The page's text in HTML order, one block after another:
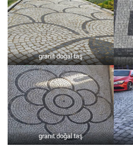
granit doğal taş
granit doğal taş